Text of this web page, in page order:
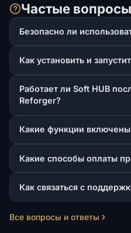
Частые вопросы
Безопасно ли
Как установить и
Работает ли Soft HUB
Reforger?
Какие функции включены
Какие способы оплаты
Как связаться с
Все вопросы и ответы